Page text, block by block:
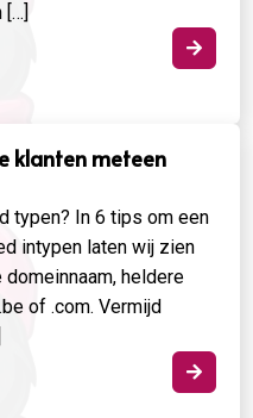
[…]

klanten meteen
typen? In 6 tips om een
intypen laten wij zien
heldere
of .com. Vermijd
